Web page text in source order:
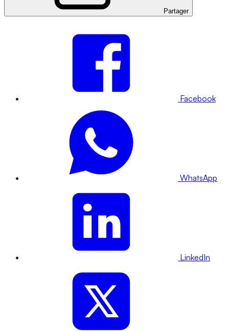
Partager
Facebook
WhatsApp
LinkedIn